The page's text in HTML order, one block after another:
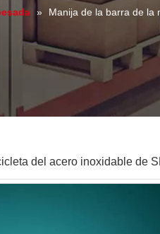
» Manija de la barra de la
del acero inoxidable de